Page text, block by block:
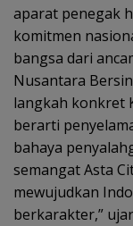
aparat penegak
komitmen
bangsa dari
Nusantara
langkah konkret
berarti
bahaya
semangat Asta
mewujudkan
berkarakter,”